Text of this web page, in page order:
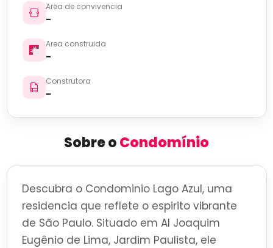
Area de convivencia
-
Area construida
-
Construtora
-
Sobre oCondomínio
Descubra o Condominio Lago Azul, uma
residencia que reflete o espirito vibrante
de São Paulo. Situado em Al Joaquim
Eugênio de Lima, Jardim Paulista, ele